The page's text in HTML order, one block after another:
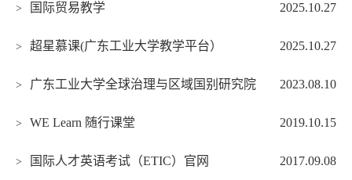
2025.10.27
> 国际贸易教学
2025.10.27
> 超星慕课(广东工业大学教学平台）
2023.08.10
> 广东工业大学全球治理与区域国别研究院
2019.10.15
> WE Learn 随行课堂
2017.09.08
> 国际人才英语考试（ETIC）官网